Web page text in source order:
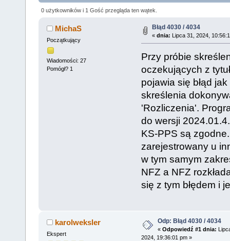
0 użytkowników i 1 Gość przegląda ten wątek.
MichaS
Początkujący
Wiadomości: 27
Pomógł? 1
Błąd 4030 / 4034
« dnia: Lipca 31, 2024,
Przy próbie
oczekujących z
pojawia się błąd
skreślenia
'Rozliczenia'.
do wersji
KS-PPS są
zarejestrowany u
w tym samym
NFZ a NFZ
się z tym błędem i
karolweksler
Ekspert
Odp: Błąd 4030 / 4034
« Odpowiedź #1 dnia:
2024, 19:36:01 pm »